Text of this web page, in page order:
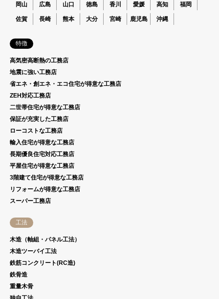
岡山 広島 山口 徳島 香川 愛媛 高知 福岡
佐賀 長崎 熊本 大分 宮崎 鹿児島 沖縄
特徴
高気密高断熱の工務店
地震に強い工務店
省エネ・創エネ・エコ住宅が得意な工務店
ZEH対応工務店
二世帯住宅が得意な工務店
保証が充実した工務店
ローコストな工務店
輸入住宅が得意な工務店
長期優良住宅対応工務店
平屋住宅が得意な工務店
3階建て住宅が得意な工務店
リフォームが得意な工務店
スーパー工務店
工法
木造（軸組・パネル工法）
木造ツーバイ工法
鉄筋コンクリート(RC造)
鉄骨造
重量木骨